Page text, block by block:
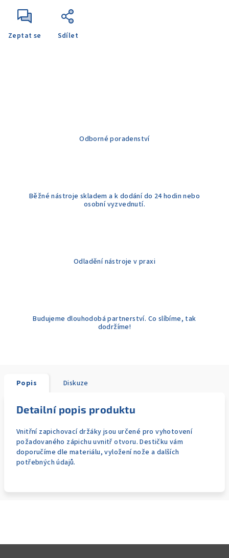
Zeptat se Sdílet
Odborné poradenství
Běžné nástroje skladem a k dodání do 24 hodin nebo
osobní vyzvednutí.
Odladění nástroje v praxi
Budujeme dlouhodobá partnerství. Co slíbíme, tak
dodržíme!
Popis Diskuze
Detailní popis produktu
Vnitřní zapichovací držáky jsou určené pro vyhotovení
požadovaného zápichu uvnitř otvoru. Destičku vám
doporučíme dle materiálu, vyložení nože a dalších
potřebných údajů.